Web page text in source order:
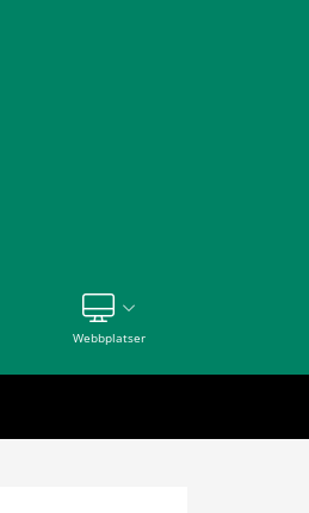
WebbplatserVisa våra andra webbplatser